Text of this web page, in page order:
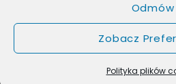
Odmów
Zobacz
Polityka plików
COPYRIGHT © 2026BOX MUSIC.